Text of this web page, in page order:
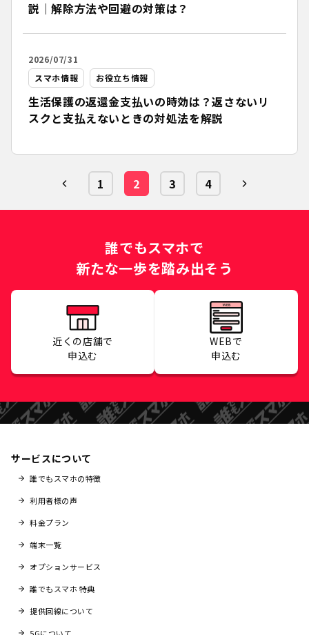
説｜解除方法や回避の対策は？
2026/07/31
スマホ情報
お役立ち情報
生活保護の返還金支払いの時効は？返さないリ
スクと支払えないときの対処法を解説
1 2 3 4
誰でもスマホで
新たな一歩を踏み出そう
近くの店舗で
申込む
WEBで
申込む
サービスについて
誰でもスマホの特徴
利用者様の声
料金プラン
端末一覧
オプションサービス
誰でもスマホ 特典
提供回線について